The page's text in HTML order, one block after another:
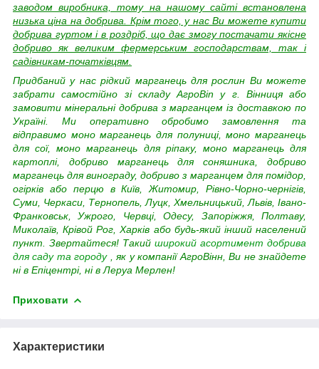
заводом виробника, тому на нашому сайті встановлена
низька ціна на добрива. Крім того, у нас Ви можете купити
добрива гуртом і в роздріб, що дає змогу постачати якісне
добриво як великим фермерським господарствам, так і
садівникам-початківцям.
Придбаний у нас рідкий марганець для рослин Ви можете
забрати самостійно зі складу АгроВin у г. Вінниця або
замовити мінеральні добрива з марганцем із доставкою по
Україні. Ми оперативно обробимо замовлення та
відправимо моно марганець для полуниці, моно марганець
для сої, моно марганець для ріпаку, моно марганець для
картоплі, добриво марганець для соняшника, добриво
марганець для винограду, добриво з марганцем для помідор,
огірків або перцю в Київ, Житомир, Рівно-Чорно-чернігів,
Суми, Черкаси, Тернопель, Луцк, Хмельницький, Львів, Івано-
Франковськ, Ужрого, Червці, Одесу, Запоріжжя, Полтаву,
Миколаїв, Крівой Рог, Харків або будь-який інший населений
пункт.
Звертайтеся! Такий широкий асортимент добрива
для саду та городу
, як у компанії АгроВінн, Ви не знайдете
ні в Епіцентрі, ні в Леруа Мерлен!
Приховати
Характеристики